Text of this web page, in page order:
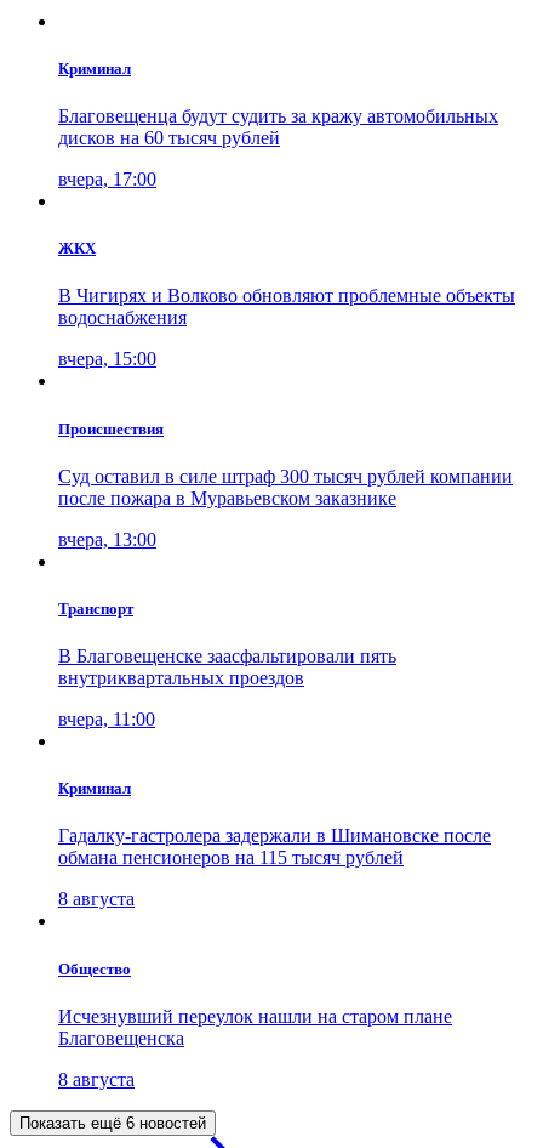
Криминал
Благовещенца будут судить за кражу автомобильных
дисков на 60 тысяч рублей
вчера, 17:00
ЖКХ
В Чигирях и Волково обновляют проблемные объекты
водоснабжения
вчера, 15:00
Проиcшествия
Суд оставил в силе штраф 300 тысяч рублей компании
после пожара в Муравьевском заказнике
вчера, 13:00
Транспорт
В Благовещенске заасфальтировали пять
внутриквартальных проездов
вчера, 11:00
Криминал
Гадалку-гастролера задержали в Шимановске после
обмана пенсионеров на 115 тысяч рублей
8 августа
Общество
Исчезнувший переулок нашли на старом плане
Благовещенска
8 августа
Показать ещё 6 новостей